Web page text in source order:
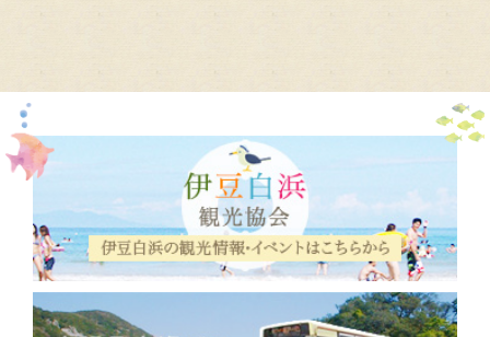
2019年7月(2)
2019年1月(1)
2018年12月(1)
2018年9月(2)
2018年8月(5)
2018年3月
(1)